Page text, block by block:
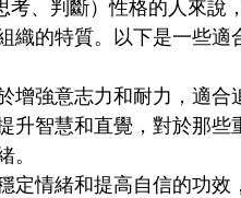
考、判斷）性格的人來說
織的特質。以下是一些適
增強意志力和耐力，適合
升智慧和直覺，對於那
定情緒和提高自信的功